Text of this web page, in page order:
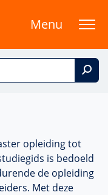
Menu
opleiding tot
is bedoeld
de opleiding
Met deze